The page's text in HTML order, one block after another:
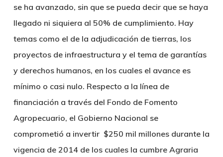
se ha avanzado, sin que se pueda decir que se haya
llegado ni siquiera al 50% de cumplimiento. Hay
temas como el de la adjudicación de tierras, los
proyectos de infraestructura y el tema de garantías
y derechos humanos, en los cuales el avance es
mínimo o casi nulo. Respecto a la línea de
financiación a través del Fondo de Fomento
Agropecuario, el Gobierno Nacional se
comprometió a invertir $250 mil millones durante la
vigencia de 2014 de los cuales la cumbre Agraria